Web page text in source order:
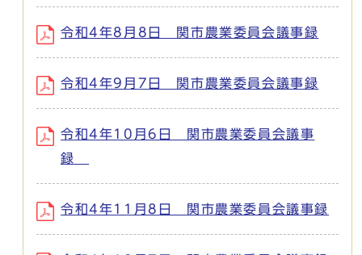
令和4年8月8日 関市農業委員会議事録
令和4年9月7日 関市農業委員会議事録
令和4年10月6日 関市農業委員会議事
録
令和4年11月8日 関市農業委員会議事録